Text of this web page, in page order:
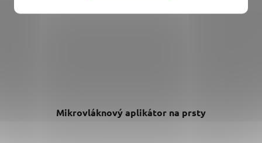
Mikrovláknový aplikátor na prsty